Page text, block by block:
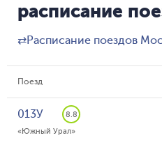
расписание
⇄Расписание поездов
Поезд
013У
8.8
«Южный Урал»